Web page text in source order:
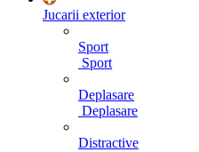
Jucarii exterior
Sport
Sport
Deplasare
Deplasare
Distractive